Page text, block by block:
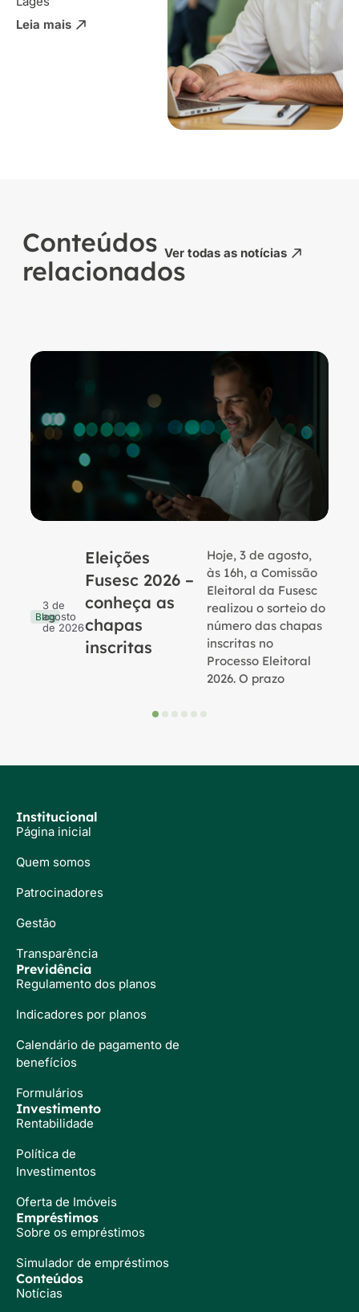
Leia mais
Conteúdos
relacionados
Ver todas as notícias
Blog
3 de
agosto
de 2026
Eleições
Fusesc 2026 –
conheça as
chapas
inscritas
Hoje, 3 de agosto,
às 16h, a Comissão
Eleitoral da Fusesc
realizou o sorteio do
número das chapas
inscritas no
Processo Eleitoral
2026. O prazo
Institucional
Página inicial
Quem somos
Patrocinadores
Gestão
Transparência
Previdência
Regulamento dos planos
Indicadores por planos
Calendário de pagamento de
benefícios
Formulários
Investimento
Rentabilidade
Política de
Investimentos
Oferta de Imóveis
Empréstimos
Sobre os empréstimos
Simulador de empréstimos
Conteúdos
Notícias